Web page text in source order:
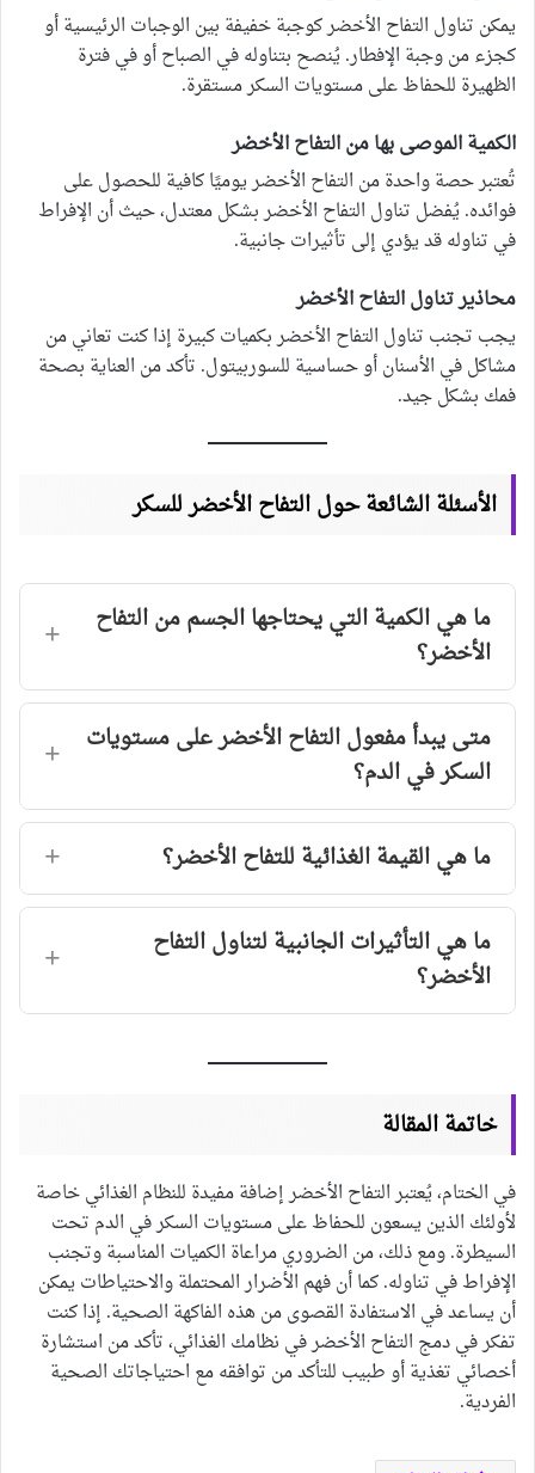
يمكن تناول التفاح الأخضر كوجبة خفيفة بين الوجبات الرئيسية أو
كجزء من وجبة الإفطار. يُنصح بتناوله في الصباح أو في فترة
الظهيرة للحفاظ على مستويات السكر مستقرة.
الكمية الموصى بها من التفاح الأخضر
تُعتبر حصة واحدة من التفاح الأخضر يوميًا كافية للحصول على
فوائده. يُفضل تناول التفاح الأخضر بشكل معتدل، حيث أن الإفراط
في تناوله قد يؤدي إلى تأثيرات جانبية.
محاذير تناول التفاح الأخضر
يجب تجنب تناول التفاح الأخضر بكميات كبيرة إذا كنت تعاني من
مشاكل في الأسنان أو حساسية للسوربيتول. تأكد من العناية بصحة
فمك بشكل جيد.
الأسئلة الشائعة حول التفاح الأخضر للسكر
ما هي الكمية التي يحتاجها الجسم من التفاح
الأخضر؟
متى يبدأ مفعول التفاح الأخضر على مستويات
السكر في الدم؟
ما هي القيمة الغذائية للتفاح الأخضر؟
ما هي التأثيرات الجانبية لتناول التفاح
الأخضر؟
خاتمة المقالة
في الختام، يُعتبر التفاح الأخضر إضافة مفيدة للنظام الغذائي خاصة
لأولئك الذين يسعون للحفاظ على مستويات السكر في الدم تحت
السيطرة. ومع ذلك، من الضروري مراعاة الكميات المناسبة وتجنب
الإفراط في تناوله. كما أن فهم الأضرار المحتملة والاحتياطات يمكن
أن يساعد في الاستفادة القصوى من هذه الفاكهة الصحية. إذا كنت
تفكر في دمج التفاح الأخضر في نظامك الغذائي، تأكد من استشارة
أخصائي تغذية أو طبيب للتأكد من توافقه مع احتياجاتك الصحية
الفردية.